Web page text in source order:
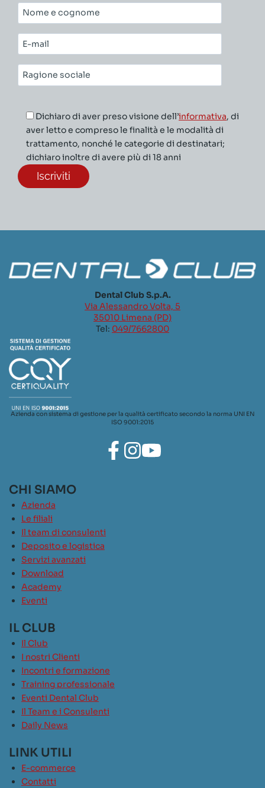
Nome
e
cognome*
E-
mail*
Ragione
sociale*
Dichiaro di aver preso visione dell’informativa, di
aver letto e compreso le finalità e le modalità di
trattamento, nonché le categorie di destinatari;
dichiaro inoltre di avere più di 18 anni
Dental Club S.p.A.
Via Alessandro Volta, 5
35010 Limena (PD)
Tel: 049/7662800
Azienda con sistema di gestione per la qualità certificato secondo la norma UNI EN
ISO 9001:2015
CHI SIAMO
Azienda
Le filiali
Il team di consulenti
Deposito e logistica
Servizi avanzati
Download
Academy
Eventi
IL CLUB
Il Club
I nostri Clienti
Incontri e formazione
Training professionale
Eventi Dental Club
Il Team e i Consulenti
Daily News
LINK UTILI
E-commerce
Contatti